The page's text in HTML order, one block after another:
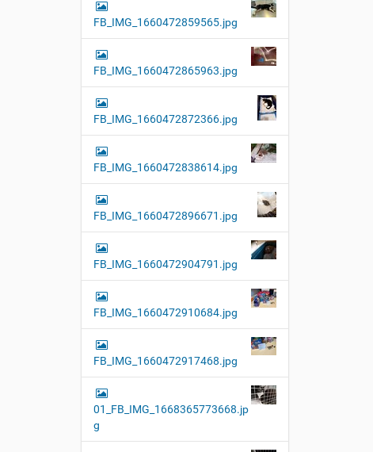
FB_IMG_1660472859565.jpg
FB_IMG_1660472865963.jpg
FB_IMG_1660472872366.jpg
FB_IMG_1660472838614.jpg
FB_IMG_1660472896671.jpg
FB_IMG_1660472904791.jpg
FB_IMG_1660472910684.jpg
FB_IMG_1660472917468.jpg
01_FB_IMG_1668365773668.jp
g